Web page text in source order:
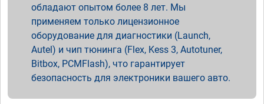
обладают опытом более 8 лет. Мы
применяем только лицензионное
оборудование для диагностики (Launch,
Autel) и чип тюнинга (Flex, Kess 3, Autotuner,
Bitbox, PCMFlash), что гарантирует
безопасность для электроники вашего авто.